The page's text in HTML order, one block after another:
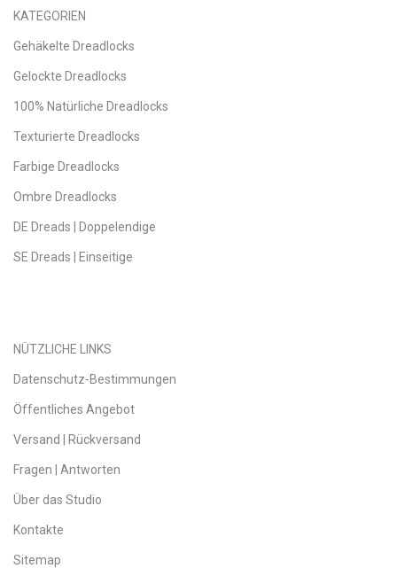
KATEGORIEN
Gehäkelte Dreadlocks
Gelockte Dreadlocks
100% Natürliche Dreadlocks
Texturierte Dreadlocks
Farbige Dreadlocks
Ombre Dreadlocks
DE Dreads | Doppelendige
SE Dreads | Einseitige
NÜTZLICHE LINKS
Datenschutz-Bestimmungen
Öffentliches Angebot
Versand | Rückversand
Fragen | Antworten
Über das Studio
Kontakte
Sitemap